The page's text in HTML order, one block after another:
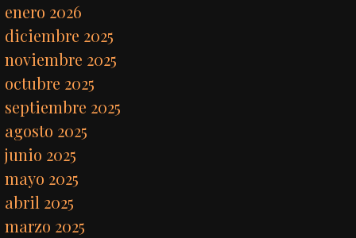
enero 2026
diciembre 2025
noviembre 2025
octubre 2025
septiembre 2025
agosto 2025
junio 2025
mayo 2025
abril 2025
marzo 2025